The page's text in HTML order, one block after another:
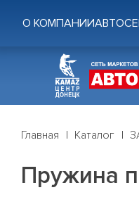
О КОМПАНИИ
Главная Каталог
Пружина